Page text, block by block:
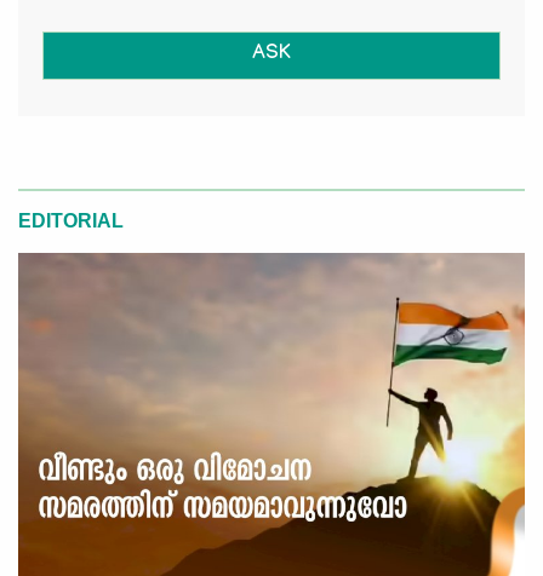
ASK
EDITORIAL